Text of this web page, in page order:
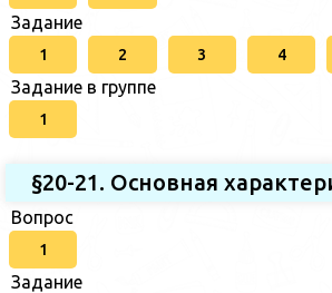
Задание
1 2 3 4
Задание в группе
1
§20-21. Основная
Вопрос
1
Задание